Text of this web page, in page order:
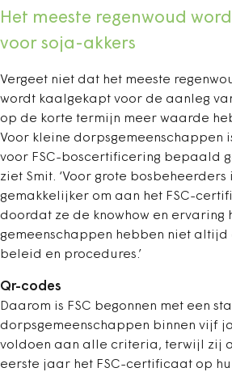
Het meeste regenwoud
voor soja-akkers
Vergeet niet dat het meeste
wordt kaalgekapt voor de aanleg
op de korte termijn meer waarde
Voor kleine dorpsgemeenschappen
voor FSC-boscertificering bepaald
ziet Smit. ‘Voor grote bosbeheerders
gemakkelijker om aan het FSC-
doordat ze de knowhow en ervaring
gemeenschappen hebben niet altijd
beleid en procedures.’
Qr-codes
Daarom is FSC begonnen met een
dorpsgemeenschappen binnen vijf
voldoen aan alle criteria, terwijl zij
eerste jaar het FSC-certificaat op